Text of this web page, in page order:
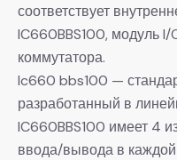
соответствует
IC660BBS100, модуль
коммутатора.
Ic660 bbs100 —
разработанный в
IC660BBS100 имеет 4
ввода/вывода в